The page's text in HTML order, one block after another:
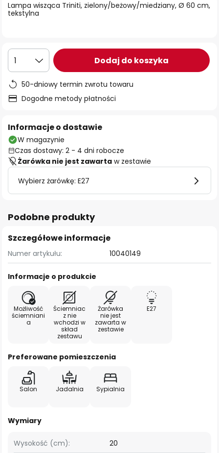
Lampa wisząca Triniti, zielony/beżowy/miedziany, Ø 60 cm,
tekstylna
1 Dodaj do koszyka
50-dniowy termin zwrotu towaru
Dogodne metody płatności
Informacje o dostawie
W magazynie
Czas dostawy: 2 - 4 dni robocze
Żarówka nie jest zawarta w zestawie
Wybierz żarówkę: E27
Podobne produkty
Szczegółowe informacje
Numer artykułu: 10040149
Informacje o produkcie
Możliwość
ściemniani
a
Ściemniac
z nie
wchodzi w
skład
zestawu
Żarówka
nie jest
zawarta w
zestawie
E27
Preferowane pomieszczenia
Salon Jadalnia Sypialnia
Wymiary
Wysokość (cm):
20